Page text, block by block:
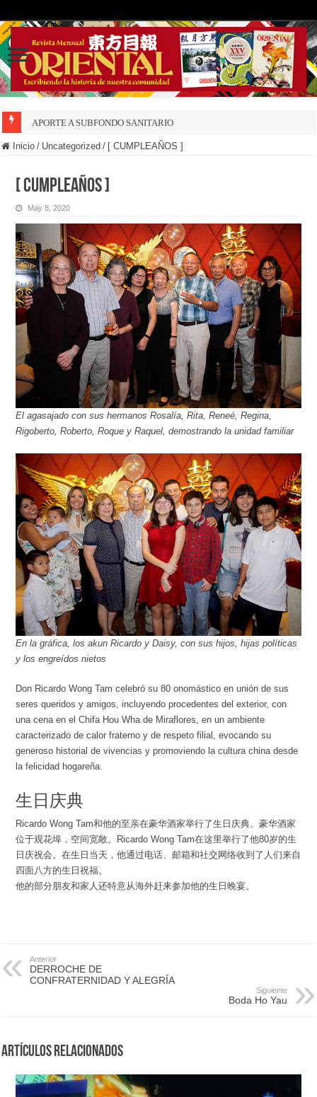
APORTE A SUBFONDO SANITARIO
Inicio / Uncategorized / [ CUMPLEAÑOS ]
[ CUMPLEAÑOS ]
May 8, 2020
El agasajado con sus hermanos Rosalía, Rita, Reneé, Regina,
Rigoberto, Roberto, Roque y Raquel, demostrando la unidad familiar
En la gráfica, los akun Ricardo y Daisy, con sus hijos, hijas políticas
y los engreídos nietos
Don Ricardo Wong Tam celebró su 80 onomástico en unión de sus
seres queridos y amigos, incluyendo procedentes del exterior, con
una cena en el Chifa Hou Wha de Miraflores, en un ambiente
caracterizado de calor fraterno y de respeto filial, evocando su
generoso historial de vivencias y promoviendo la cultura china desde
la felicidad hogareña.
生日庆典
Ricardo Wong Tam和他的至亲在豪华酒家举行了生日庆典。豪华酒家
位于观花埠，空间宽敞。Ricardo Wong Tam在这里举行了他80岁的生
日庆祝会。在生日当天，他通过电话、邮箱和社交网络收到了人们来自
四面八方的生日祝福。
他的部分朋友和家人还特意从海外赶来参加他的生日晚宴。
Anterior
DERROCHE DE
CONFRATERNIDAD Y ALEGRÍA
Siguiente
Boda Ho Yau
Artículos Relacionados